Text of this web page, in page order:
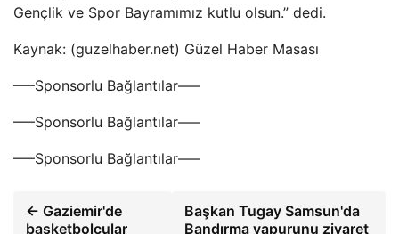
Gençlik ve Spor Bayramımız kutlu olsun.” dedi.
Kaynak: (guzelhaber.net) Güzel Haber Masası
—–Sponsorlu Bağlantılar—–
—–Sponsorlu Bağlantılar—–
—–Sponsorlu Bağlantılar—–
← Gaziemir'de
basketbolcular
Başkan Tugay Samsun'da
Bandırma vapurunu ziyaret